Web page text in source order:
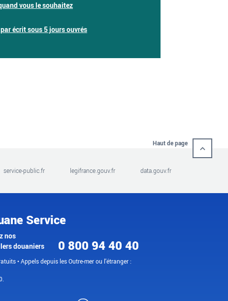
vous le souhaitez
écrit sous 5 jours ouvrés
Haut de page
service-public.fr legifrance.gouv.fr data.gouv.fr
Service
nos
douaniers
0 800 94 40 40
• Appels depuis les Outre-mer ou l'étranger :